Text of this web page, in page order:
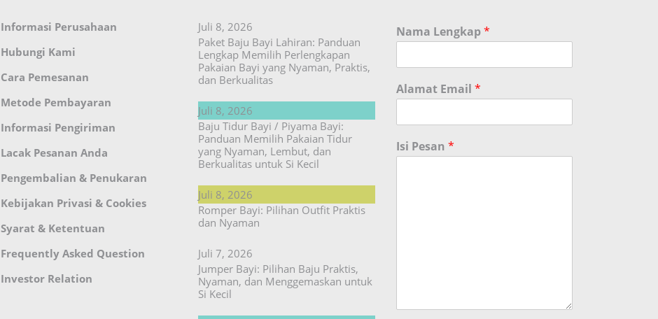
Informasi Perusahaan
Hubungi Kami
Cara Pemesanan
Metode Pembayaran
Informasi Pengiriman
Lacak Pesanan Anda
Pengembalian & Penukaran
Kebijakan Privasi & Cookies
Syarat & Ketentuan
Frequently Asked Question
Investor Relation
Juli 8, 2026
Paket Baju Bayi Lahiran: Panduan
Lengkap Memilih Perlengkapan
Pakaian Bayi yang Nyaman, Praktis,
dan Berkualitas
Juli 8, 2026
Baju Tidur Bayi / Piyama Bayi:
Panduan Memilih Pakaian Tidur
yang Nyaman, Lembut, dan
Berkualitas untuk Si Kecil
Juli 8, 2026
Romper Bayi: Pilihan Outfit Praktis
dan Nyaman
Juli 7, 2026
Jumper Bayi: Pilihan Baju Praktis,
Nyaman, dan Menggemaskan untuk
Si Kecil
Nama Lengkap*
Alamat Email *
Isi Pesan *